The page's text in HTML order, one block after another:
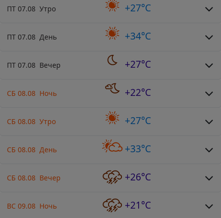
ПТ 07.08 Утро +27°C
ПТ 07.08 День +34°C
ПТ 07.08 Вечер +27°C
СБ 08.08 Ночь +22°C
СБ 08.08 Утро +27°C
СБ 08.08 День +33°C
СБ 08.08 Вечер +26°C
ВС 09.08 Ночь +21°C